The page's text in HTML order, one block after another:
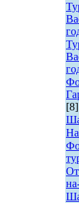
[8]